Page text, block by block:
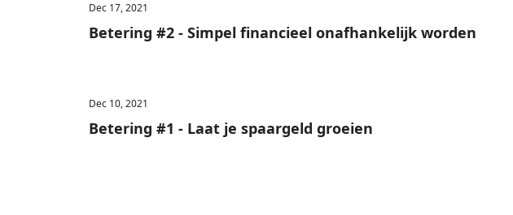
Dec 17, 2021
Betering #2 - Simpel financieel onafhankelijk worden
Dec 10, 2021
Betering #1 - Laat je spaargeld groeien